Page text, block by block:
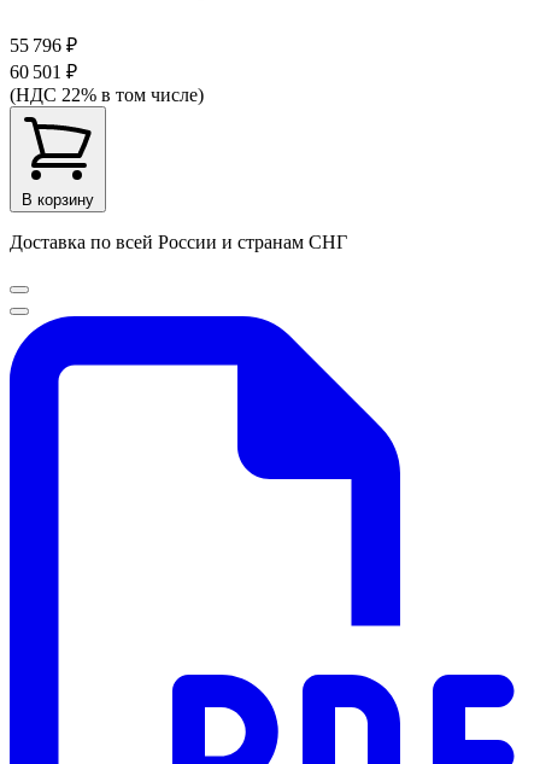
55 796 ₽
60 501 ₽
(НДС 22% в том числе)
В корзину
Доставка по всей России и странам СНГ